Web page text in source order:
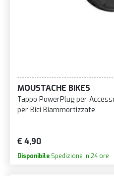
MOUSTACHE BIKES
Tappo PowerPlug per
per Bici Biammortizzate
€ 4,90
Disponibile Spedizione in 24 ore